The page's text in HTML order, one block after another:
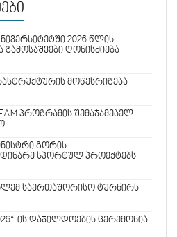
2026 წლის
ღონისძიება
მოწესრიგება
პროგრამის შემაჯამებელ
გორის
სპორტულ პროექტებს
საერთაშორისო ტურნირს
ის დაჯილდოების ცერემონია